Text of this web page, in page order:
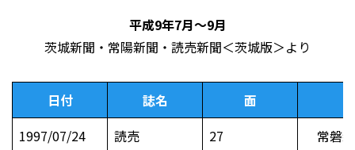
平成9年7月～9月
茨城新聞・常陽新聞・読売新聞＜茨城版＞より
日付 誌名
面
1997/07/24
読売 27 常磐